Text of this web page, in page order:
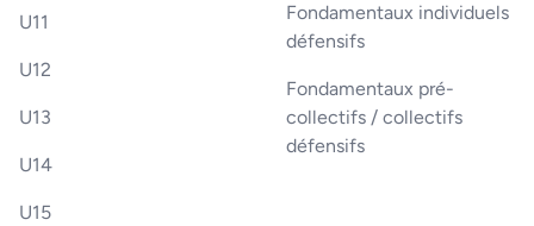
U11
U12
U13
U14
U15
Fondamentaux individuels
défensifs
Fondamentaux pré-
collectifs / collectifs
défensifs